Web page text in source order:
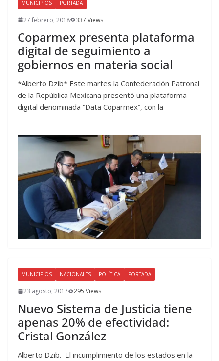
MUNICIPIOS PORTADA
27 febrero, 2018 337 Views
Coparmex presenta plataforma
digital de seguimiento a
gobiernos en materia social
*Alberto Dzib* Este martes la Confederación Patronal
de la República Mexicana presentó una plataforma
digital denominada “Data Coparmex”, con la
MUNICIPIOS NACIONALES POLÍTICA PORTADA
23 agosto, 2017 295 Views
Nuevo Sistema de Justicia tiene
apenas 20% de efectividad:
Cristal González
Alberto Dzib. El incumplimiento de los estados en la